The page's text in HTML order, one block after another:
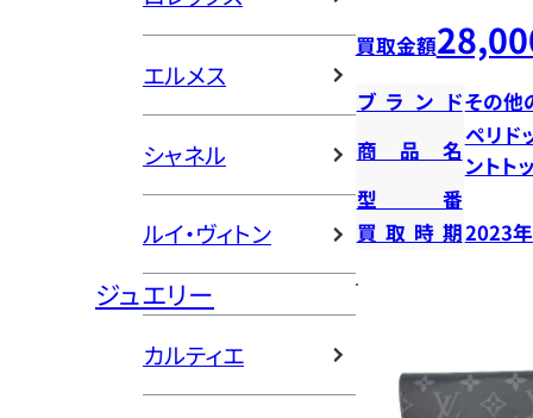
エルメス
シャネル
ルイ・ヴィトン
ジュエリー
カルティエ
買取金額
ブランドその他
商品名
ペリド
ントト
型番
買取時期2023